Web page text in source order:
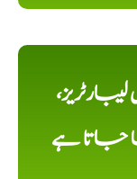
جاتا ہے